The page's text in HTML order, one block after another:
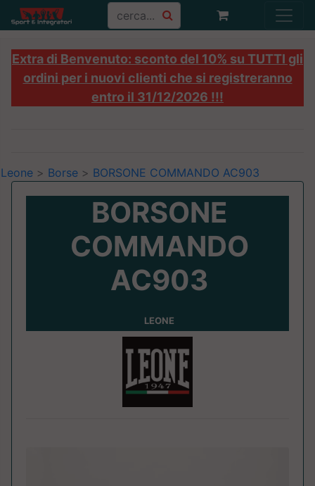
Extra di Benvenuto: sconto del 10% su TUTTI gli
ordini per i nuovi clienti che si registreranno
entro il 31/12/2026 !!!
Leone > Borse > BORSONE COMMANDO AC903
BORSONE
COMMANDO
AC903
LEONE